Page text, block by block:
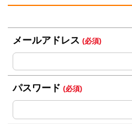
メールアドレス(必須)
パスワード(必須)